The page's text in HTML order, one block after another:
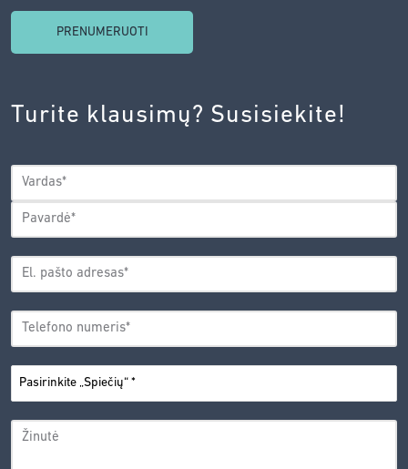
SUTINKU
AGENTŪROS
PRIVATUMO
POLITIKA.*
Turite klausimų? Susisiekite!
VARDAS*
Vardas
EL.
ADRESAS*
TELEFONO
NUMERIS*
PASIRINKITE
„SPIEČIŲ“*
ŽINUTĖ